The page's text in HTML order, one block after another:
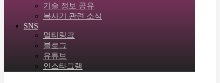
기술 정보 공유
복사기 관련 소식
SNS
멀티링크
블로그
유튜브
인스타그램